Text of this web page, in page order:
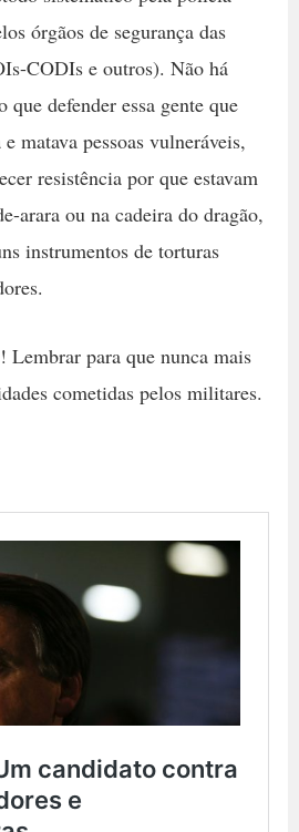
órgãos de segurança das
CODIs e outros). Não há
que defender essa gente que
matava pessoas vulneráveis,
resistência por que estavam
arara ou na cadeira do dragão,
instrumentos de torturas
Lembrar para que nunca mais
cometidas pelos militares.